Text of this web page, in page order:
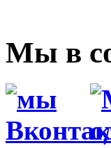
Мы в